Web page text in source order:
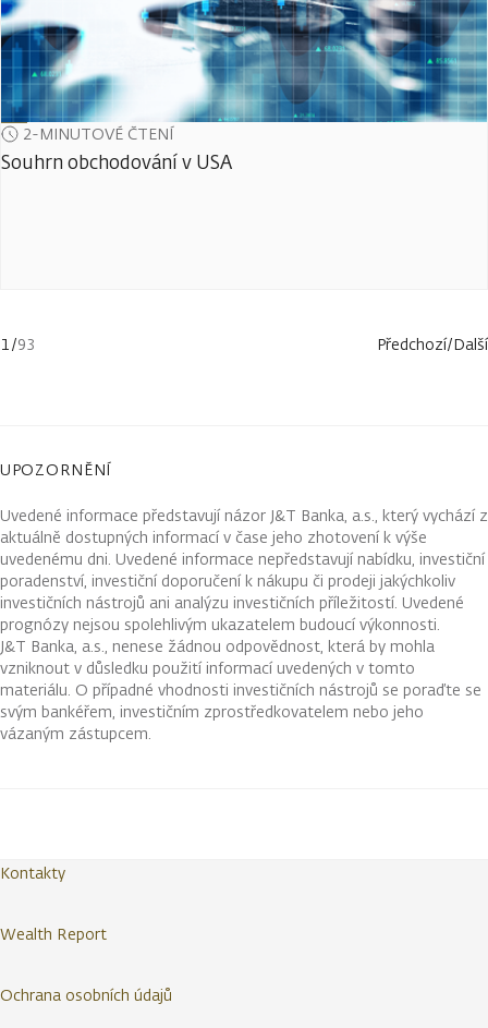
2-MINUTOVÉ ČTENÍ
Souhrn obchodování v USA
1/93 Předchozí/Další
UPOZORNĚNÍ
Uvedené informace představují názor J&T Banka, a.s., který vychází z
aktuálně dostupných informací v čase jeho zhotovení k výše
uvedenému dni. Uvedené informace nepředstavují nabídku, investiční
poradenství, investiční doporučení k nákupu či prodeji jakýchkoliv
investičních nástrojů ani analýzu investičních příležitostí. Uvedené
prognózy nejsou spolehlivým ukazatelem budoucí výkonnosti.
J&T Banka, a.s., nenese žádnou odpovědnost, která by mohla
vzniknout v důsledku použití informací uvedených v tomto
materiálu. O případné vhodnosti investičních nástrojů se poraďte se
svým bankéřem, investičním zprostředkovatelem nebo jeho
vázaným zástupcem.
Kontakty
Wealth Report
Ochrana osobních údajů